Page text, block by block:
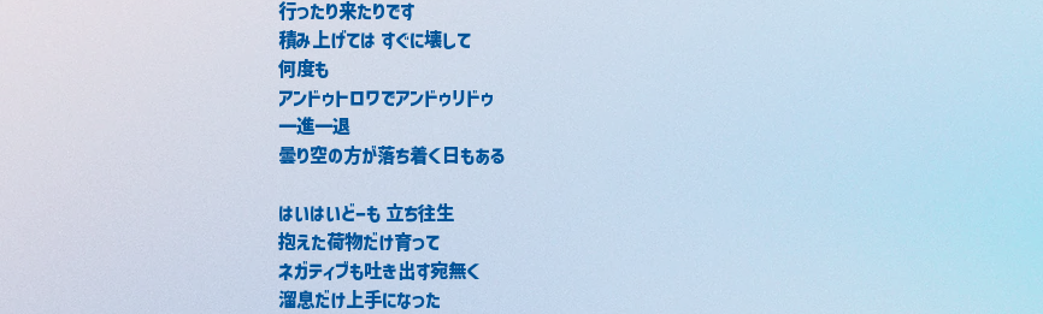
行ったり来たりです
積み上げては すぐに壊して
何度も
アンドゥトロワでアンドゥリドゥ
一進一退
曇り空の方が落ち着く日もある
はいはいどーも 立ち往生
抱えた荷物だけ育って
ネガティブも吐き出す宛無く
溜息だけ上手になった